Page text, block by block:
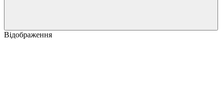
Відображення